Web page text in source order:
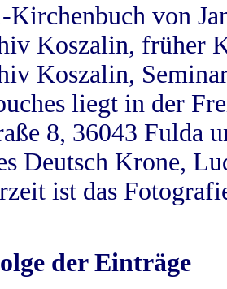
Kirchenbuch von
Koszalin, früher
Koszalin,
liegt in der
8, 36043 Fulda
Deutsch Krone,
ist das
der Einträge